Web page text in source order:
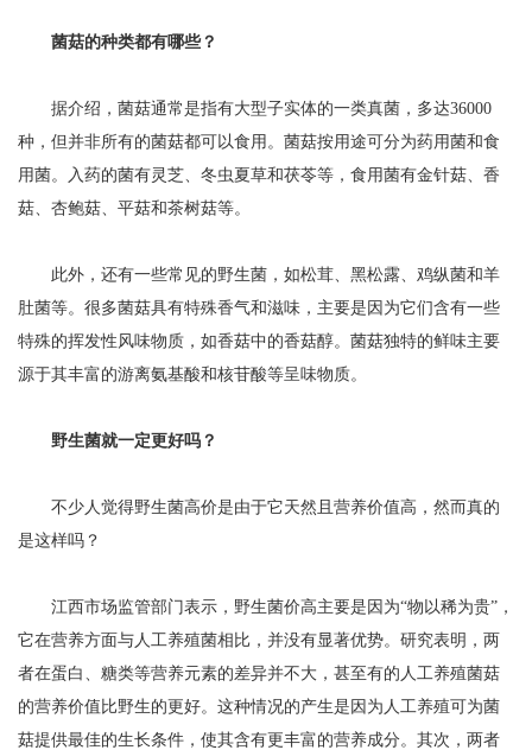
菌菇的种类都有哪些？
据介绍，菌菇通常是指有大型子实体的一类真菌，多达36000
种，但并非所有的菌菇都可以食用。菌菇按用途可分为药用菌和食
用菌。入药的菌有灵芝、冬虫夏草和茯苓等，食用菌有金针菇、香
菇、杏鲍菇、平菇和茶树菇等。
此外，还有一些常见的野生菌，如松茸、黑松露、鸡纵菌和羊
肚菌等。很多菌菇具有特殊香气和滋味，主要是因为它们含有一些
特殊的挥发性风味物质，如香菇中的香菇醇。菌菇独特的鲜味主要
源于其丰富的游离氨基酸和核苷酸等呈味物质。
野生菌就一定更好吗？
不少人觉得野生菌高价是由于它天然且营养价值高，然而真的
是这样吗？
江西市场监管部门表示，野生菌价高主要是因为“物以稀为贵”，
它在营养方面与人工养殖菌相比，并没有显著优势。研究表明，两
者在蛋白、糖类等营养元素的差异并不大，甚至有的人工养殖菌菇
的营养价值比野生的更好。这种情况的产生是因为人工养殖可为菌
菇提供最佳的生长条件，使其含有更丰富的营养成分。其次，两者